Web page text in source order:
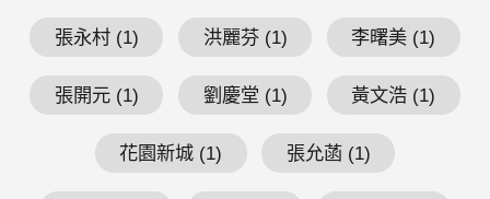
張永村 (1) 洪麗芬 (1) 李曙美 (1)
張開元 (1) 劉慶堂 (1) 黃文浩 (1)
花園新城 (1) 張允菡 (1)